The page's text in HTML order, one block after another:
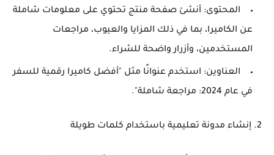
المحتوى: أنشئ صفحة منتج تحتوي على معلومات شاملة
عن الكاميرا، بما في ذلك المزايا والعيوب، مراجعات
المستخدمين، وأزرار واضحة للشراء.
العناوين: استخدم عنوانًا مثل "أفضل كاميرا رقمية للسفر
في عام 2024: مراجعة شاملة".
2. إنشاء مدونة تعليمية باستخدام كلمات طويلة